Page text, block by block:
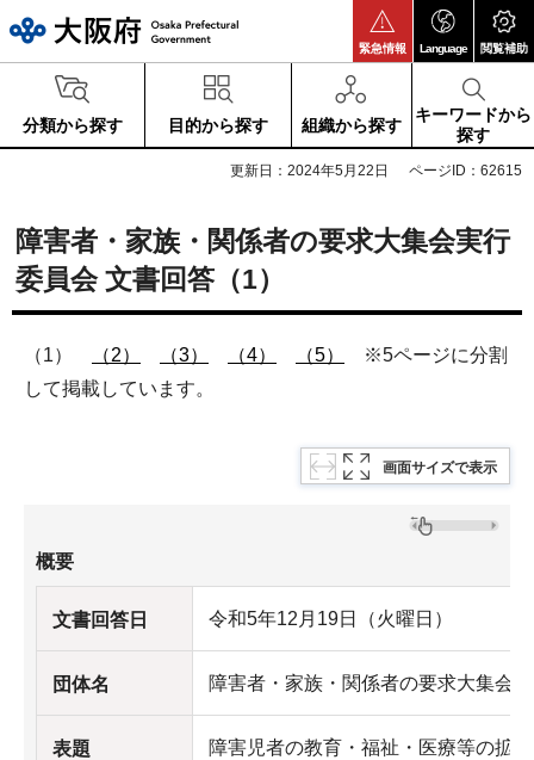
緊急情報 Language 閲覧補助
分類から探す 目的から探す 組織から探す
キーワードから
探す
更新日：2024年5月22日 ページID：62615
障害者・家族・関係者の要求大集会実行
委員会 文書回答（1）
（1） （2） （3） （4） （5）
※5ページに分割
して掲載しています。
画面サイズで表示
概要
文書回答日 令和5年12月19日（火曜日）
団体名 障害者・家族・関係者の要求大集会
表題 障害児者の教育・福祉・医療等の拡